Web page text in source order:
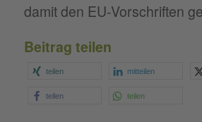
damit den EU-Vorschriften
Beitrag teilen
teilen mitteilen
teilen teilen